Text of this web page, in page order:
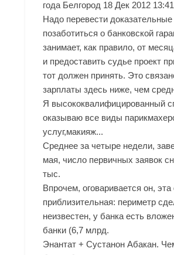
года Белгород 18 Дек 2012
Надо перевести
позаботиться о банковской
занимает, как правило, от
и предоставить судье проект
тот должен принять. Это
зарплаты здесь ниже, чем
Я высококвалифицированный
оказываю все виды
услуг,макияж...
Среднее за четыре недели,
мая, число первичных заявок
тыс.
Впрочем, оговаривается он, эта
приблизительная: периметр
неизвестен, у банка есть
банки (6,7 млрд.
Энантат + Сустанон Абакан.